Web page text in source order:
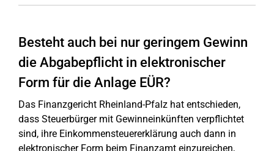
Besteht auch bei nur geringem Gewinn
die Abgabepflicht in elektronischer
Form für die Anlage EÜR?
Das Finanzgericht Rheinland-Pfalz hat entschieden,
dass Steuerbürger mit Gewinneinkünften verpflichtet
sind, ihre Einkommensteuererklärung auch dann in
elektronischer Form beim Finanzamt einzureichen,